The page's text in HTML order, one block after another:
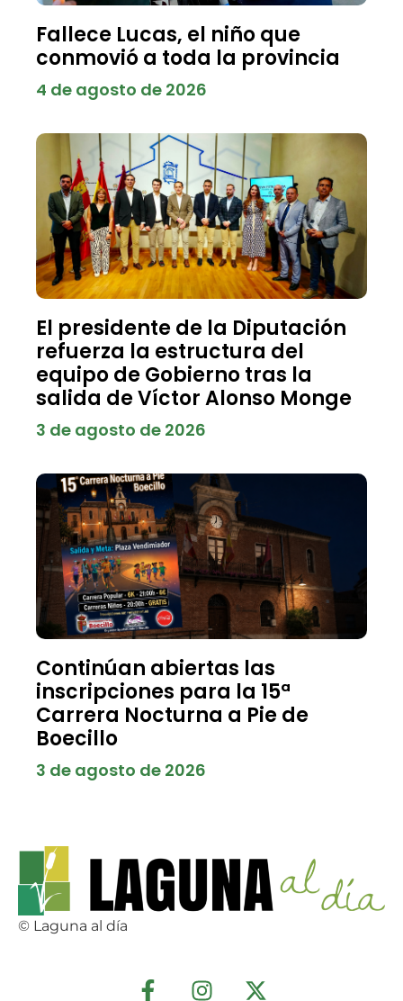
Fallece Lucas, el niño que
conmovió a toda la provincia
4 de agosto de 2026
El presidente de la Diputación
refuerza la estructura del
equipo de Gobierno tras la
salida de Víctor Alonso Monge
3 de agosto de 2026
Continúan abiertas las
inscripciones para la 15ª
Carrera Nocturna a Pie de
Boecillo
3 de agosto de 2026
© Laguna al día